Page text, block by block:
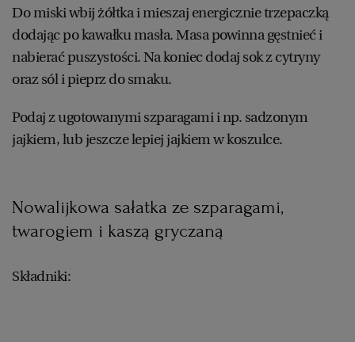
Do miski wbij żółtka i mieszaj energicznie trzepaczką
dodając po kawałku masła. Masa powinna gęstnieć i
nabierać puszystości. Na koniec dodaj sok z cytryny
oraz sól i pieprz do smaku.
Podaj z ugotowanymi szparagami i np. sadzonym
jajkiem, lub jeszcze lepiej jajkiem w koszulce.
Nowalijkowa sałatka ze szparagami,
twarogiem i kaszą gryczaną
Składniki: